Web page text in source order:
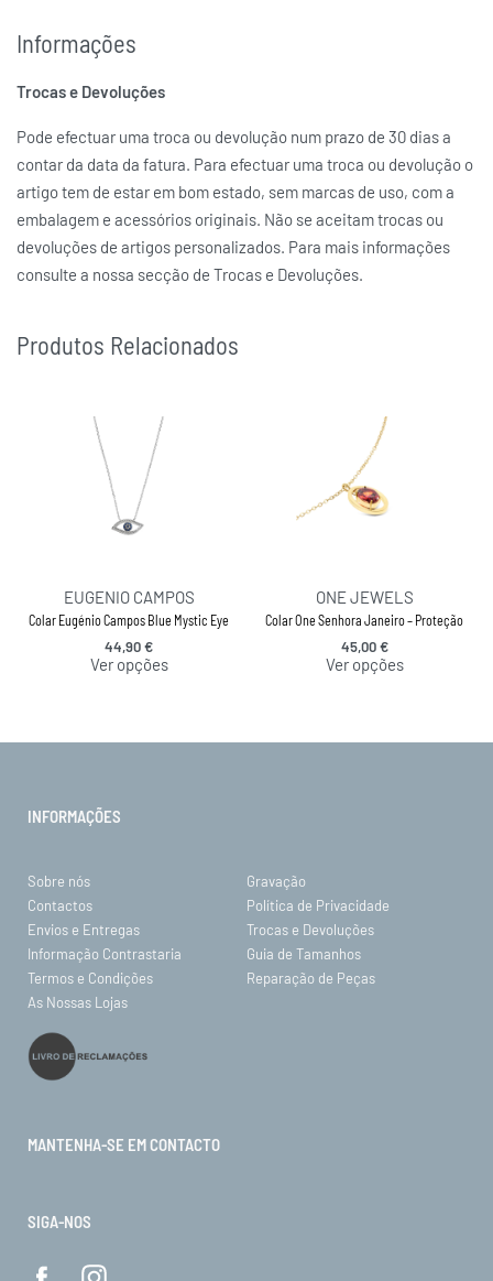
Informações
Trocas e Devoluções
Pode efectuar uma troca ou devolução num prazo de 30 dias a
contar da data da fatura. Para efectuar uma troca ou devolução o
artigo tem de estar em bom estado, sem marcas de uso, com a
embalagem e acessórios originais. Não se aceitam trocas ou
devoluções de artigos personalizados. Para mais informações
consulte a nossa secção de Trocas e Devoluções.
Produtos Relacionados
EUGENIO CAMPOS
Colar Eugénio Campos Blue Mystic Eye
44,90€
Ver opções
ONE JEWELS
Colar One Senhora Janeiro – Proteção
45,00€
Ver opções
INFORMAÇÕES
Sobre nós
Gravação
Contactos
Política de Privacidade
Envios e Entregas
Trocas e Devoluções
Informação Contrastaria
Guia de Tamanhos
Termos e Condições
Reparação de Peças
As Nossas Lojas
MANTENHA-SE EM CONTACTO
SIGA-NOS